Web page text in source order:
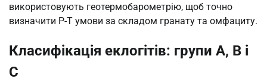
використовують геотермобарометрію, щоб точно
визначити P-T умови за складом гранату та омфациту.
Класифікація еклогітів: групи A, B і
C